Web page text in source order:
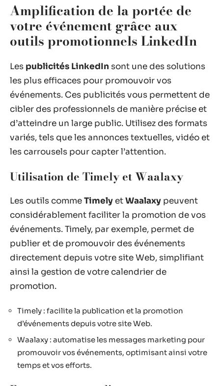
Amplification de la portée de
votre événement grâce aux
outils promotionnels LinkedIn
Les publicités LinkedIn sont une des solutions
les plus efficaces pour promouvoir vos
événements. Ces publicités vous permettent de
cibler des professionnels de manière précise et
d’atteindre un large public. Utilisez des formats
variés, tels que les annonces textuelles, vidéo et
les carrousels pour capter l’attention.
Utilisation de Timely et Waalaxy
Les outils commeTimely etWaalaxy peuvent
considérablement faciliter la promotion de vos
événements. Timely, par exemple, permet de
publier et de promouvoir des événements
directement depuis votre site Web, simplifiant
ainsi la gestion de votre calendrier de
promotion.
Timely : facilite la publication et la promotion
d’événements depuis votre site Web.
Waalaxy : automatise les messages marketing pour
promouvoir vos événements, optimisant ainsi votre
temps et vos efforts.